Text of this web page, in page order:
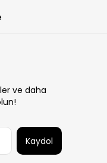
ve daha
Kaydol